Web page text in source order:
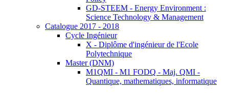
GD-STEEM - Energy Environment :
Science Technology & Management
Catalogue 2017 - 2018
Cycle Ingénieur
X - Diplôme d'ingénieur de l'Ecole
Polytechnique
Master (DNM)
M1QMI - M1 FODQ - Maj. QMI -
Quantique, mathematiques, informatique